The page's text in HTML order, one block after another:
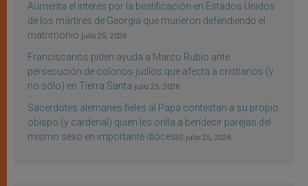
Aumenta el interés por la beatificación en Estados Unidos
de los mártires de Georgia que murieron defendiendo el
matrimonio julio 25, 2026
Franciscanos piden ayuda a Marco Rubio ante
persecución de colonos judíos que afecta a cristianos (y
no sólo) en Tierra Santa julio 25, 2026
Sacerdotes alemanes fieles al Papa contestan a su propio
obispo (y cardenal) quien les orilla a bendecir parejas del
mismo sexo en importante diócesis julio 25, 2026